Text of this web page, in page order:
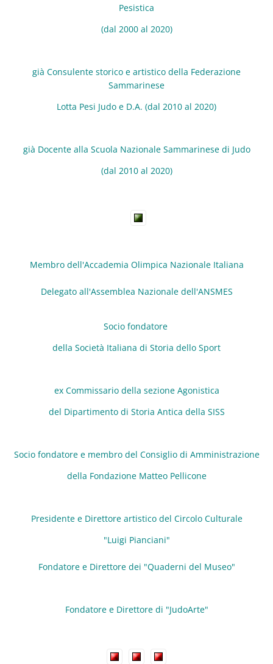
Pesistica
(dal 2000 al 2020)
già Consulente storico e artistico della Federazione
Sammarinese
Lotta Pesi Judo e D.A. (dal 2010 al 2020)
già Docente alla Scuola Nazionale Sammarinese di Judo
(dal 2010 al 2020)
Membro dell'Accademia Olimpica Nazionale Italiana
Delegato all'Assemblea Nazionale dell'ANSMES
Socio fondatore
della Società Italiana di Storia dello Sport
ex Commissario della sezione Agonistica
del Dipartimento di Storia Antica della SISS
Socio fondatore e membro del Consiglio di Amministrazione
della Fondazione Matteo Pellicone
Presidente e Direttore artistico del Circolo Culturale
"Luigi Pianciani"
Fondatore e Direttore dei "Quaderni del Museo"
Fondatore e Direttore di "JudoArte"